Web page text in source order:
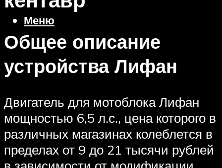
Меню
Общее описание
устройства Лифан
Двигатель для мотоблока Лифан
мощностью 6,5 л.с., цена которого в
различных магазинах колеблется в
пределах от 9 до 21 тысячи рублей